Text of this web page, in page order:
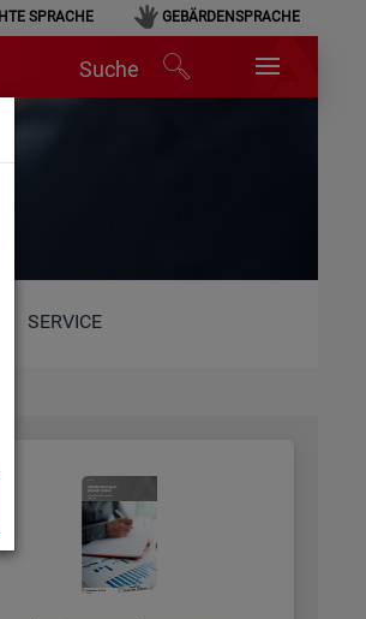
SPRACHE GEBÄRDENSPRACHE
Suche
SERVICE